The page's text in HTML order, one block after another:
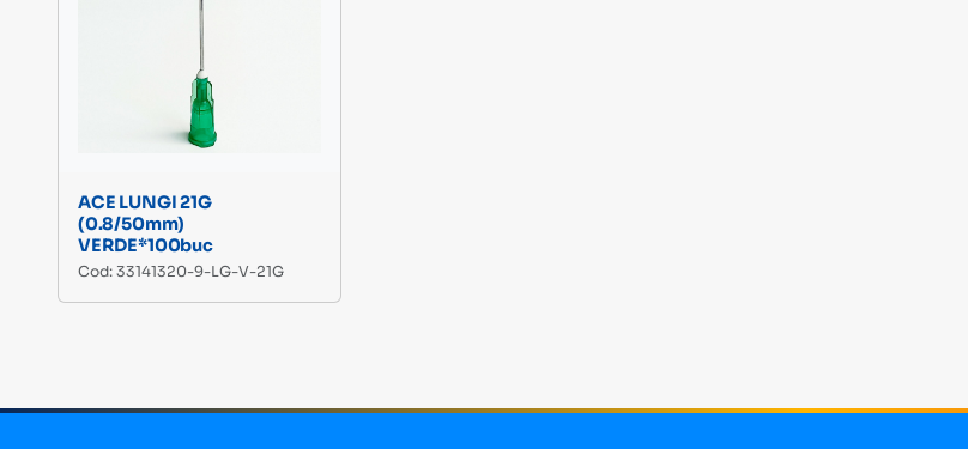
ACE LUNGI 21G
(0.8/50mm)
VERDE*100buc
Cod: 33141320-9-LG-V-21G